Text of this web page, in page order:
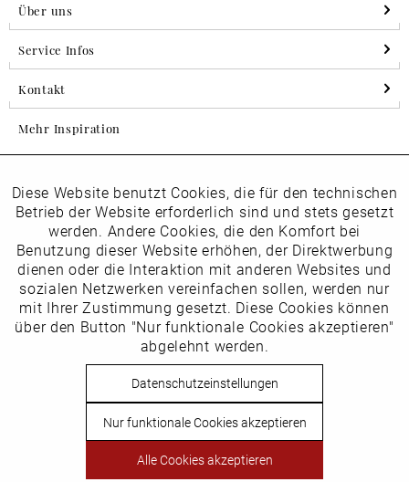
Über uns
Service Infos
Kontakt
Mehr Inspiration
Folgen Sie uns auf Instagram
horsch_schuhe
Newsletter
Datenschutzbestimmungenhabe ich zur Kenntnis
vom Newsletter abmelden.
Vertrag widerrufen
Copyright © Schuhhaus Horsch. * Alle Preise inkl.
Funktionale Aktiv
Marketing Inaktiv
Tracking Inaktiv
Inaktiv
Diese Website benutzt Cookies, die für den technischen
Betrieb der Website erforderlich sind und stets gesetzt
werden. Andere Cookies, die den Komfort bei
Benutzung dieser Website erhöhen, der Direktwerbung
dienen oder die Interaktion mit anderen Websites und
sozialen Netzwerken vereinfachen sollen, werden nur
mit Ihrer Zustimmung gesetzt. Diese Cookies können
über den Button "Nur funktionale Cookies akzeptieren"
abgelehnt werden.
Datenschutzeinstellungen
Nur funktionale Cookies akzeptieren
Alle Cookies akzeptieren